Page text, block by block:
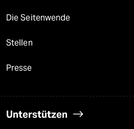
Die Seitenwende
Stellen
Presse
Unterstützen